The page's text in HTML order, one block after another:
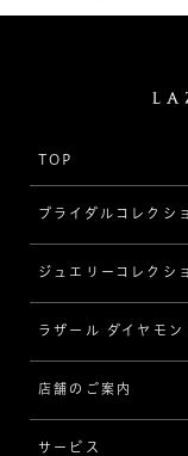
TOP
ブライダルコレクシ
婚約指輪（エンゲ
[素材から選ぶ]
プラチナ
イエローゴールド
ジュエリーコレクシ
ジュエリーコレク
ジュエリー一覧
リング
ラザール ダイヤモン
ラザール ダイヤモ
品質
店舗のご案内
サービス